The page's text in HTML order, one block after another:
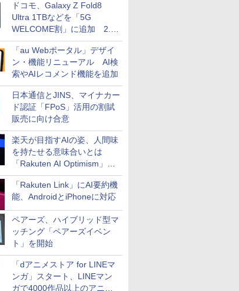
ドコモ、Galaxy Z Fold8
Ultra 1TBなどを「5G
WELCOME割」に追加 2.2
万円引き
「au Webポータル」デザイ
ン・機能リニューアル AI検
索やAIレコメンド機能を追加
日本通信とJINS、マイナカー
ド認証「FPoS」活用の割賦
販売に向け合意
楽天が目指すAIの姿、人間味
を持たせる意味合いとは
「Rakuten AI Optimism」三
木谷氏の基調講演
「Rakuten Link」にAI要約機
能、AndroidとiPhoneに対応
ペアーズ、ハイブリッド型マ
ッチング「ペアーズイベン
ト」を開始
「dアニメストア for LINEマ
ンガ」スタート、LINEマン
ガで4000作品以上のアニメ